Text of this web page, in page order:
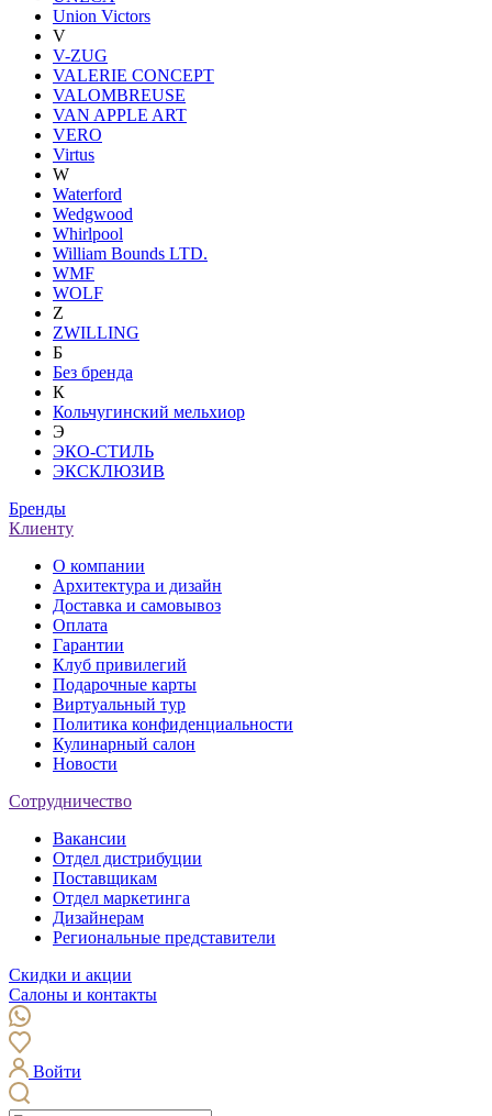
Union Victors
V
V-ZUG
VALERIE CONCEPT
VALOMBREUSE
VAN APPLE ART
VERO
Virtus
W
Waterford
Wedgwood
Whirlpool
William Bounds LTD.
WMF
WOLF
Z
ZWILLING
Б
Без бренда
К
Кольчугинский мельхиор
Э
ЭКО-СТИЛЬ
ЭКСКЛЮЗИВ
Бренды
Клиенту
О компании
Архитектура и дизайн
Доставка и самовывоз
Оплата
Гарантии
Клуб привилегий
Подарочные карты
Виртуальный тур
Политика конфиденциальности
Кулинарный салон
Новости
Сотрудничество
Вакансии
Отдел дистрибуции
Поставщикам
Отдел маркетинга
Дизайнерам
Региональные представители
Скидки и акции
Салоны и контакты
Войти